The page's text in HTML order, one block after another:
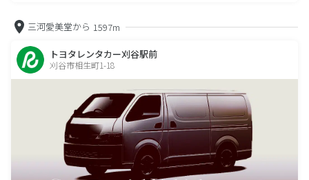
三河愛美堂から 1597m
トヨタレンタカー刈谷駅前
刈谷市相生町1-18